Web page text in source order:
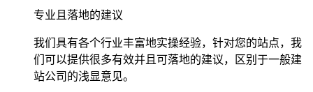
专业且落地的建议
我们具有各个行业丰富地实操经验，针对您的站点，我
们可以提供很多有效并且可落地的建议，区别于一般建
站公司的浅显意见。